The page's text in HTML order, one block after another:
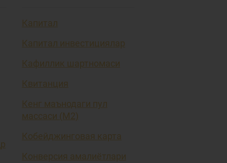
Капитал
Капитал инвестициялар
Кафиллик шартномаси
Квитанция
Кенг маънодаги пул
массаси (М2)
Кобейджинговая карта
Конверсия амалиётлари